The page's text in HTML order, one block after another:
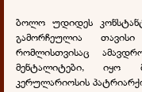
ბოლო უდიდეს
გამორჩეულია
რომლისთვისაც
მენტალიტები, იყო
კერულარიოსის